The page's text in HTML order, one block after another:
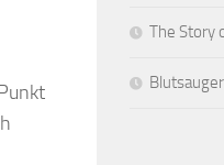
The Story
Blutsauger